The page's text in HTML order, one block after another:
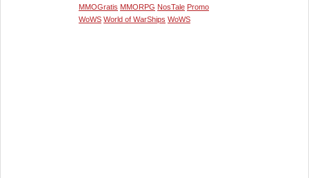
MMOGratis MMORPG NosTale Promo
WoWS World of WarShips WoWS